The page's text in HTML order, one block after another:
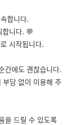
합니다.
합니다. 💬
시작됩니다.
간에도 괜찮습니다.
부담 없이 이용해 주
을 드릴 수 있도록